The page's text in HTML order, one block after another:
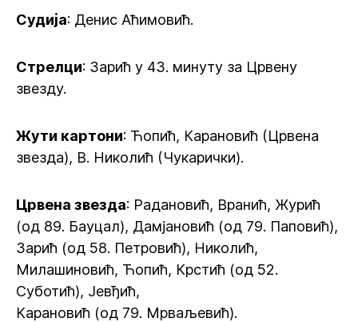
Судија: Денис Аћимовић.
Стрелци: Зарић у 43. минуту за Црвену
звезду.
Жути картони: Ћопић, Карановић (Црвена
звезда), В. Николић (Чукарички).
Црвена звезда: Радановић, Вранић, Журић
(од 89. Бауцал), Дамјановић (од 79. Паповић),
Зарић (од 58. Петровић), Николић,
Милашиновић, Ћопић, Крстић (од 52.
Суботић), Јевђић,
Карановић (од 79. Мрваљевић).